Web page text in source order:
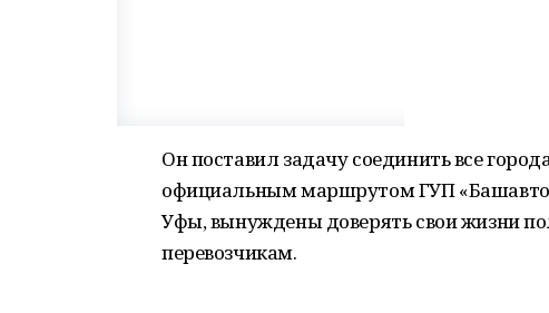
Он поставил задачу соединить все
официальным маршрутом ГУП
Уфы, вынуждены доверять свои жизни
перевозчикам.